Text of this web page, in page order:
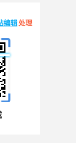
编辑处理